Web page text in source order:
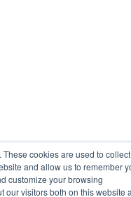
cookies are used to collect
and allow us to remember
customize your browsing
our visitors both on this website